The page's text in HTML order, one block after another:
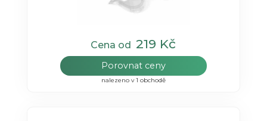
Cena od219 Kč
Porovnat ceny
nalezeno v 1 obchodě